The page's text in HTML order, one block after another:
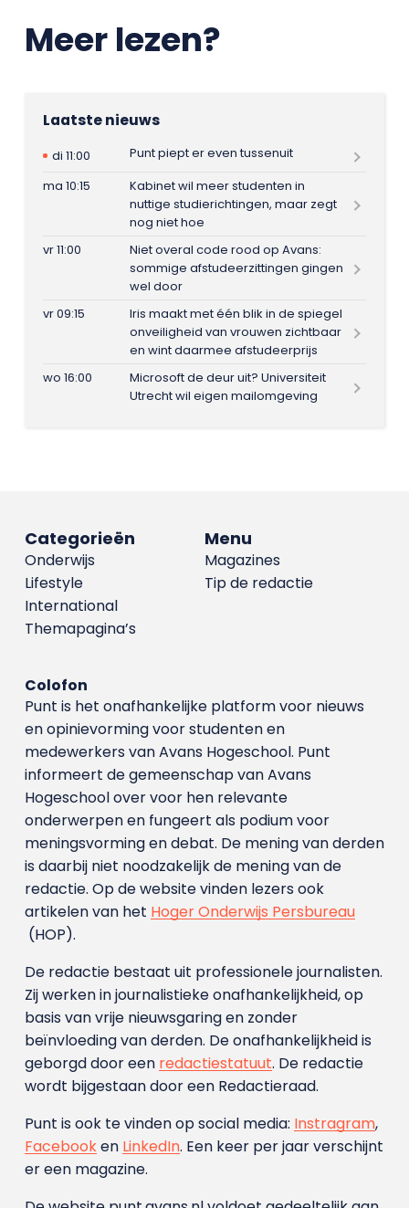
Meer lezen?
Laatste nieuws
di 11:00
Punt piept er even tussenuit
ma 10:15
Kabinet wil meer studenten in
nuttige studierichtingen, maar zegt
nog niet hoe
vr 11:00
Niet overal code rood op Avans:
sommige afstudeerzittingen gingen
wel door
vr 09:15
Iris maakt met één blik in de spiegel
onveiligheid van vrouwen zichtbaar
en wint daarmee afstudeerprijs
wo 16:00
Microsoft de deur uit? Universiteit
Utrecht wil eigen mailomgeving
Menu
Magazines
Tip de redactie
Categorieën
Onderwijs
Lifestyle
International
Themapagina’s
Colofon
Punt is het onafhankelijke platform voor nieuws
en opinievorming voor studenten en
medewerkers van Avans Hoge­school. Punt
informeert de gemeenschap van Avans
Hogeschool over voor hen relevante
onderwerpen en fungeert als podium voor
meningsvorming en debat. De mening van derden
is daarbij niet noodzakelijk de mening van de
redactie. Op de website vinden lezers ook
artikelen van het Hoger Onderwijs Persbureau
(HOP).
De redactie bestaat uit professionele journalisten.
Zij werken in journalistieke onafhankelijkheid, op
basis van vrije nieuwsgaring en zonder
beïnvloeding van derden. De onafhankelijkheid is
geborgd door een redactiestatuut. De redactie
wordt bijgestaan door een Redactieraad.
Punt is ook te vinden op social media: Instragram,
Facebooken LinkedIn. Een keer per jaar verschijnt
er een magazine.